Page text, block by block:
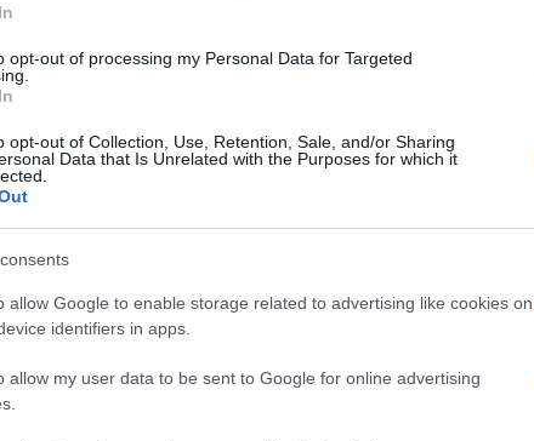
opt-out of processing my Personal Data for Targeted
opt-out of Collection, Use, Retention, Sale, and/or Sharing
Data that Is Unrelated with the Purposes for which it
allow Google to enable storage related to advertising like cookies on
identifiers in apps.
allow my user data to be sent to Google for online advertising
Καραμανλής
την Παγκόσμια Ημέρα Ποδηλάτου δύο ημέρες πριν την
μετακινήσεις με ποδήλατο σημαίνει περισσότερη
ρύπων. Και επειδή ζούμε στη νέα κανονικότητα του
αποφεύγουμε το συγχρωτισμό. Χώρια που πρόκειται
φιλικές προς το ποδήλατο και τους ποδηλάτες. Αυτό
όσο αλλάζουμε όλοι μας προτεραιότητες. Στο
βήμα με το πιστοποιημένο parking ποδηλάτων.
ενθαρρύνουμε όλους τους δημόσιους φορείς να
και καλή άσκηση, συχνά δε αφορμή για επαφή με